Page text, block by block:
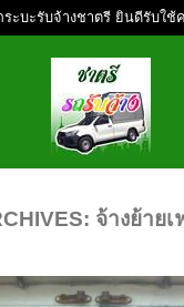
ระบะรับจ้างชาตรี ยินดีรับใช้
จ้างย้าย